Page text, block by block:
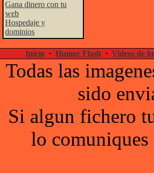
Gana dinero con tu
web
Hospedaje y
dominios
Inicio · Humor Flash · Videos de
Todas las
sido
Si algun fichero
lo comuniques